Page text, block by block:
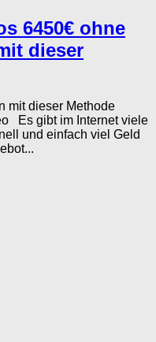
6450€ ohne
dieser
mit dieser Methode
Es gibt im Internet viele
und einfach viel Geld